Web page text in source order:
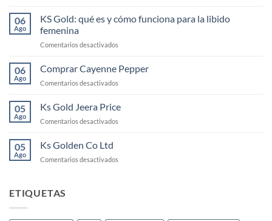
el
la
femenina
cómo
06
Ago
KS Gold: qué es y cómo funciona para la libido
femenina
Comentarios desactivados
Gold:
es
cómo
06
Ago
Comprar Cayenne Pepper
Comentarios desactivados
05
Ago
Ks Gold Jeera Price
Comentarios desactivados
Price
05
Ago
Ks Golden Co Ltd
Comentarios desactivados
ETIQUETAS